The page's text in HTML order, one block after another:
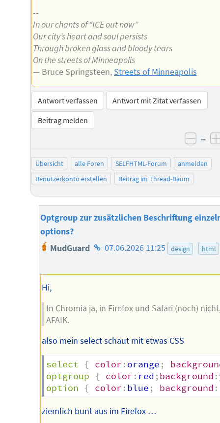
--
In our chants of “ICE out now”
Our city’s heart and soul persists
Through broken glass and bloody tears
On the streets of Minneapolis
— Bruce Springsteen, Streets of Minneapolis
Antwort verfassen
Antwort mit Zitat verfassen
Beitrag melden
–
Übersicht alle Foren SELFHTML-Forum
anmelden
Benutzerkonto erstellen
Beitrag im Thread-Baum
Optgroup zur zusätzlichen Beschriftung
options?
MudGuard Homepage
Autors
07.06.2026 11:25 design html
Hi,
In Chromia ja, in Firefox und Safari (noch)
AFAIK.
also mein select schaut mit etwas CSS
select { color : orange ;
optgroup
{ color : red ; background :
option
{ color : blue ; background :
ziemlich bunt aus im Firefox …